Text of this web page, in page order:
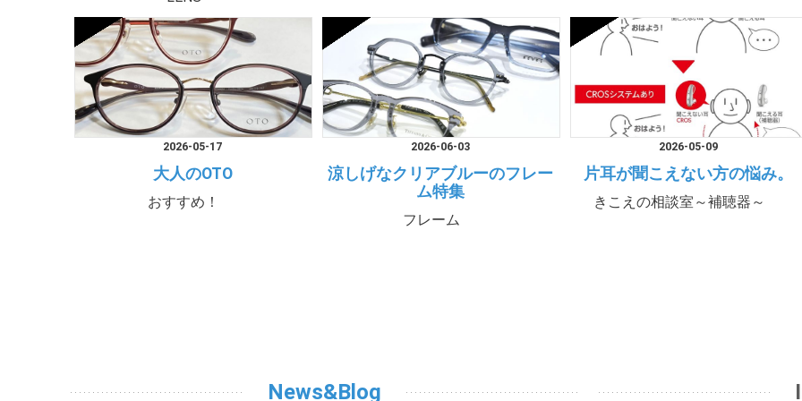
2026-05-17
大人のOTO
おすすめ！
2026-06-03
涼しげなクリアブルーのフレー
ム特集
フレーム
2026-05-09
片耳が聞こえない方の悩み。
きこえの相談室～補聴器～
News&Blog